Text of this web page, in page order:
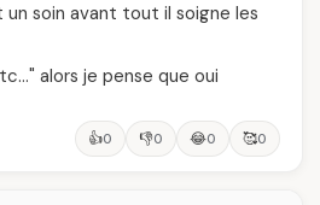
un soin avant tout il soigne les
alors je pense que oui
👍0 👎0 😂0 🥰0